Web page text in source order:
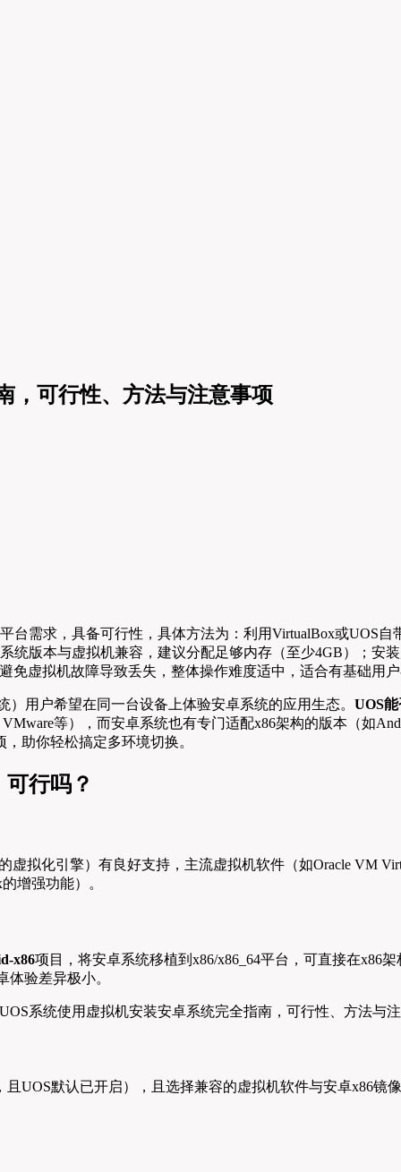
，可行性、方法与注意事项
台需求，具备可行性，具体方法为：利用VirtualBox或UOS
统版本与虚拟机兼容，建议分配足够内存（至少4GB）；安
免虚拟机故障导致丢失，整体操作难度适中，适合有基础用
用户希望在同一台设备上体验安卓系统的应用生态。 UOS
等），而安卓系统也有专门适配x86架构的版本（如
助你轻松搞定多环境切换。
行吗？
拟化引擎）有良好支持，主流虚拟机软件（如Oracle VM
增强功能）。
x86项目，将安卓系统移植到x86/x86_64平台，可直接在x86
验差异极小。
UOS默认已开启），且选择兼容的虚拟机软件与安卓x86镜